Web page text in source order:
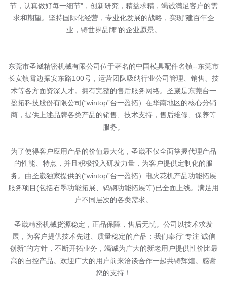
节，认真做好每一细节"，创新研究，精益求精，竭诚满足客户的需
求和期望。坚持国际化经营，专业化发展的战略，实现"建百年企
业，铸世界品牌"的企业愿景。
东莞市圣崴精密机械有限公司位于著名的中国模具配件名镇--东莞市
长安镇霄边振安东路100号，运营团队吸纳行业公司管理、销售、技
术等各方面资深人才。拥有完整的售后服务网络。圣崴是东莞台一
盈拓科技股份有限公司(“wintop”台一盈拓）在华南地区的核心分销
商，提供上述品牌各类产品的销售、技术支持，售后维修、保养等
服务。
为了使得客户应用产品的价值最大化，圣崴不仅全面掌握代理产品
的性能、特点，并且积极投入研发力量，为客户提供定制化的服
务。由圣崴独家提供的(“wintop”台一盈拓）电火花机产品功能拓展
服务项目(包括石墨功能拓展、钨钢功能拓展等)已全面上线。满足用
户不同层次的各类需求。
圣崴精密机械货源稳定，正品保障，售后无忧。公司以技术求发
展，为客户提供技术先进、质量稳定的产品；我们奉行“专注 诚信
创新”的方针，不断开拓业务，竭诚为广大的新老用户提供性价比最
高的自控产品。欢迎广大的用户前来洽谈合作一起共铸辉煌。感谢
您的支持！